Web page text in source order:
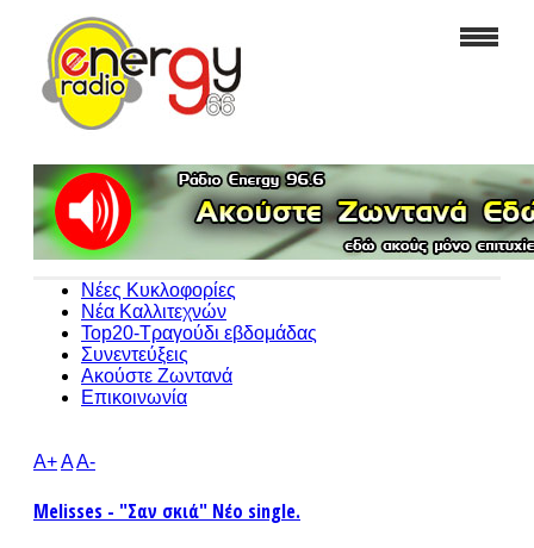
Νέες Κυκλοφορίες
Νέα Καλλιτεχνών
Top20-Τραγούδι εβδομάδας
Συνεντεύξεις
Ακούστε Ζωντανά
Επικοινωνία
A+AA-
Melisses - "Σαν σκιά" Νέο single.